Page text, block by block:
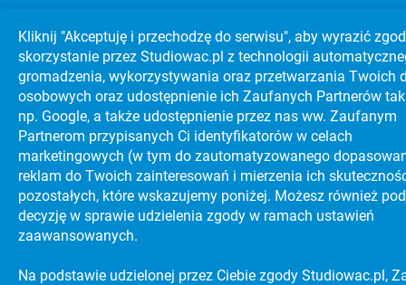
Kliknij "Akceptuję i przechodzę do serwisu", aby wyrazić
skorzystanie przez Studiowac.pl z technologii
gromadzenia, wykorzystywania oraz przetwarzania Twoich
osobowych oraz udostępnienie ich Zaufanych Partnerów
np. Google, a także udostępnienie przez nas ww. Zaufanym
Partnerom przypisanych Ci identyfikatorów w celach
marketingowych (w tym do zautoma­tyzo­wanego
reklam do Twoich zainteresowań i mierzenia ich
pozostałych, które wskazujemy poniżej. Możesz również
decyzję w sprawie udzielenia zgody w ramach ustawień
zaawansowanych.
Na podstawie udzielonej przez Ciebie zgody Studiowac.pl,